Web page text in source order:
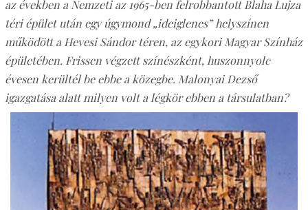
az években a Nemzeti az 1965-ben felrobbantott Blaha Lujza
téri épület után egy úgymond „ideiglenes” helyszínen
működött a Hevesi Sándor téren, az egykori Magyar Színház
épületében. Frissen végzett színészként, huszonnyolc
évesen kerültél be ebbe a közegbe. Malonyai Dezső
igazgatása alatt milyen volt a légkör ebben a társulatban?